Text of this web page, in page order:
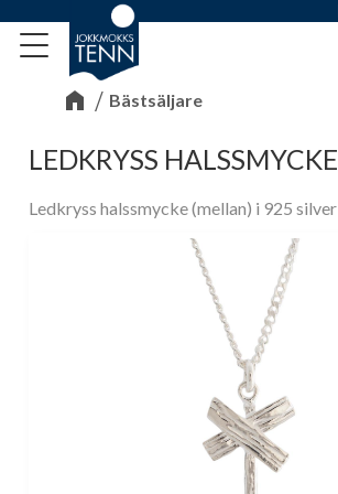
Meny
Bästsäljare
LEDKRYSS HALSSMYCKE
Ledkryss halssmycke (mellan) i 925 silver